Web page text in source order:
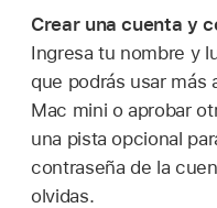
Crear una cuenta y
Ingresa tu nombre y
que podrás usar más
Mac mini o aprobar
una pista opcional
contraseña de la
olvidas.